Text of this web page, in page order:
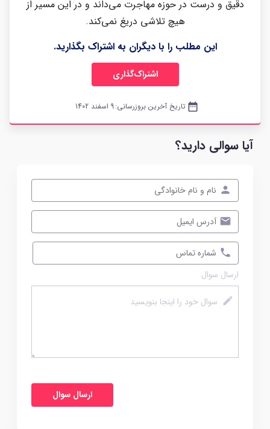
دقیق و درست در حوزه مهاجرت می‌داند و در این مسیر از
هیچ تلاشی دریغ نمی‌کند.
این مطلب را با دیگران به اشتراک بگذارید.
اشتراک‌گذاری
date_range تاریخ آخرین بروزرسانی:9 اسفند 1402
آیا سوالی دارید؟
ارسال سوال